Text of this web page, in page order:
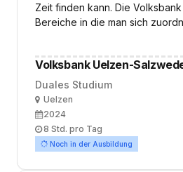
Zeit finden kann. Die
Bereiche in die man sich
Volksbank Uelzen-
Duales Studium
OrtUelzen
Ausbildungsbeginn
2024
Arbeitszeit
8 Std. pro Tag
Noch in der Ausbildung